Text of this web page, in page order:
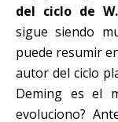
del ciclo de
sigue siendo
puede resumir
autor del ciclo
Deming es el
evoluciono?